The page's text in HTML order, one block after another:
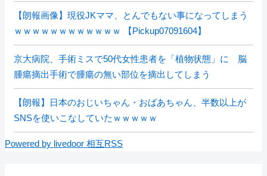
【朗報画像】現役JKママ、とんでもない事になってしまう
ｗｗｗｗｗｗｗｗｗｗｗｗ 【Pickup07091604】
京大病院、手術ミスで50代女性患者を「植物状態」に 脳
腫瘍摘出手術で腫瘍の無い部位を摘出してしまう
【朗報】日本のおじいちゃん・おばあちゃん、半数以上が
SNSを使いこなしていたｗｗｗｗｗ
Powered by livedoor 相互RSS